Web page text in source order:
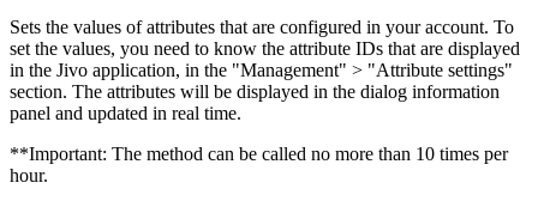
Sets the values ​​of attributes that are configured in your account. To
set the values, you need to know the attribute IDs that are displayed
in the Jivo application, in the "Management" > "Attribute settings"
section. The attributes will be displayed in the dialog information
panel and updated in real time.
**Important: The method can be called no more than 10 times per
hour.